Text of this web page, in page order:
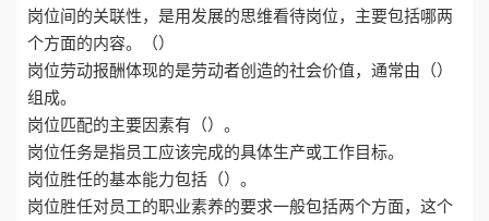
岗位间的关联性，是用发展的思维看待岗位，主要包括哪两
个方面的内容。（）
岗位劳动报酬体现的是劳动者创造的社会价值，通常由（）
组成。
岗位匹配的主要因素有（）。
岗位任务是指员工应该完成的具体生产或工作目标。
岗位胜任的基本能力包括（）。
岗位胜任对员工的职业素养的要求一般包括两个方面，这个